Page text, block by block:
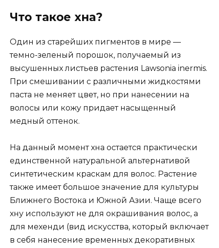
Что такое хна?
Один из старейших пигментов в мире —
темно-зеленый порошок, получаемый из
высушенных листьев растения Lawsonia inermis.
При смешивании с различными жидкостями
паста не меняет цвет, но при нанесении на
волосы или кожу придает насыщенный
медный оттенок.
На данный момент хна остается практически
единственной натуральной альтернативой
синтетическим краскам для волос. Растение
также имеет большое значение для культуры
Ближнего Востока и Южной Азии. Чаще всего
хну используют не для окрашивания волос, а
для мехенди (вид искусства, который включает
в себя нанесение временных декоративных